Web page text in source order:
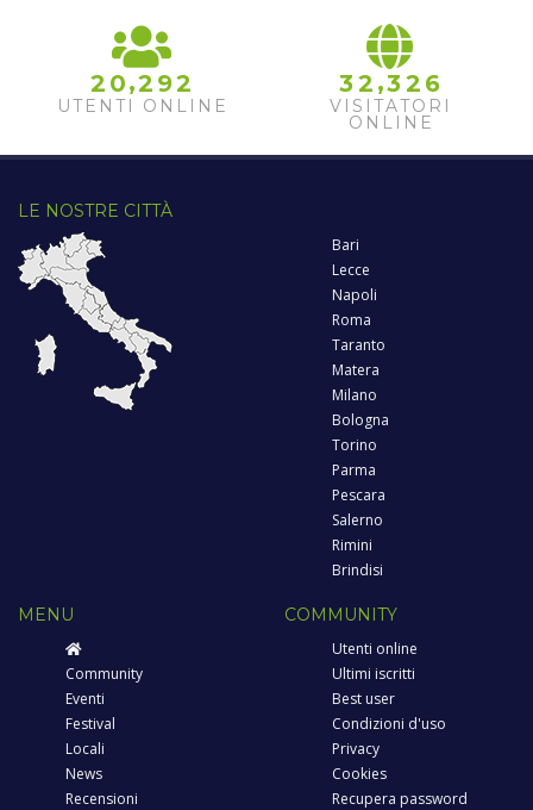
2 0,2 92
UTENTI ONLINE
32 ,32 6
VISITATORI
ONLINE
LE NOSTRE CITTÀ
Bari
Lecce
Napoli
Roma
Taranto
Matera
Milano
Bologna
Torino
Parma
Pescara
Salerno
Rimini
Brindisi
MENU
Community
Eventi
Festival
Locali
News
Recensioni
COMMUNITY
Utenti online
Ultimi iscritti
Best user
Condizioni d'uso
Privacy
Cookies
Recupera password